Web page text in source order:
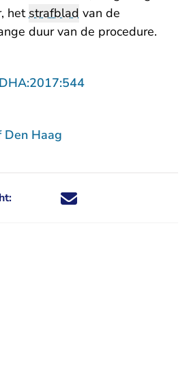
hetstrafblad van de
duur van de procedure.
- U verlaat
Den Haag
Deel dit nieuwsbericht via X -
Deel dit nieuwsbericht via
Deel dit nieuwsbericht
Deel dit